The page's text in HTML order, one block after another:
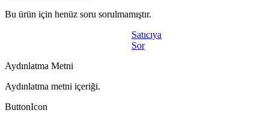
Bu ürün için henüz soru sorulmamıştır.
Satıcıya
Sor
Aydınlatma Metni
Aydınlatma metni içeriği.
ButtonIcon